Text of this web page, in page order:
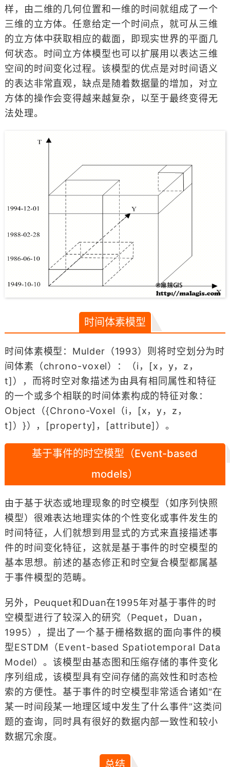
样，由二维的几何位置和一维的时间就组成了一个
三维的立方体。任意给定一个时间点，就可从三维
的立方体中获取相应的截面，即现实世界的平面几
何状态。时间立方体模型也可以扩展用以表达三维
空间的时间变化过程。该模型的优点是对时间语义
的表达非常直观，缺点是随着数据量的增加，对立
方体的操作会变得越来越复杂，以至于最终变得无
法处理。
时间体素模型
时间体素模型：Mulder（1993）则将时空划分为时
间体素（chrono-voxel）：（i，[x，y，z，
t]），而将时空对象描述为由具有相同属性和特征
的一个或多个相联的时间体素构成的特征对象：
Object（{Chrono-Voxel（i，[x，y，z，
t]）}），[property]，[attribute]）。
基于事件的时空模型（Event-based
models）
由于基于状态或地理现象的时空模型（如序列快照
模型）很难表达地理实体的个性变化或事件发生的
时间特征，人们就想到用显式的方式来直接描述事
件的时间变化特征，这就是基于事件的时空模型的
基本思想。前述的基态修正和时空复合模型都属基
于事件模型的范畴。
另外，Peuquet和Duan在1995年对基于事件的时
空模型进行了较深入的研究（Pequet，Duan，
1995），提出了一个基于栅格数据的面向事件的模
型ESTDM（Event-based Spatiotemporal Data
Model）。该模型由基态图和压缩存储的事件变化
序列组成，该模型具有空间存储的高效性和时态检
索的方便性。基于事件的时空模型非常适合诸如“在
某一时间段某一地理区域中发生了什么事件”这类问
题的查询，同时具有很好的数据内部一致性和较小
数据冗余度。
总结